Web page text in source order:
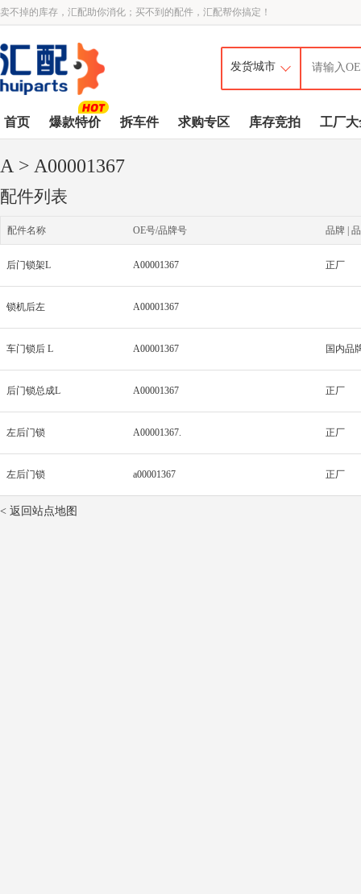
卖不掉的库存，汇配助你消化；买不到的配件，汇配帮你搞定！
首页 爆款特价 拆车件 求购专区 库存竞拍 工厂大
A > A00001367
配件列表
配件名称 OE号/品牌号 品牌 |
后门锁架L A00001367 正厂
锁机后左 A00001367
车门锁后 L A00001367 国内品
后门锁总成L A00001367 正厂
左后门锁 A00001367. 正厂
左后门锁 a00001367 正厂
< 返回站点地图